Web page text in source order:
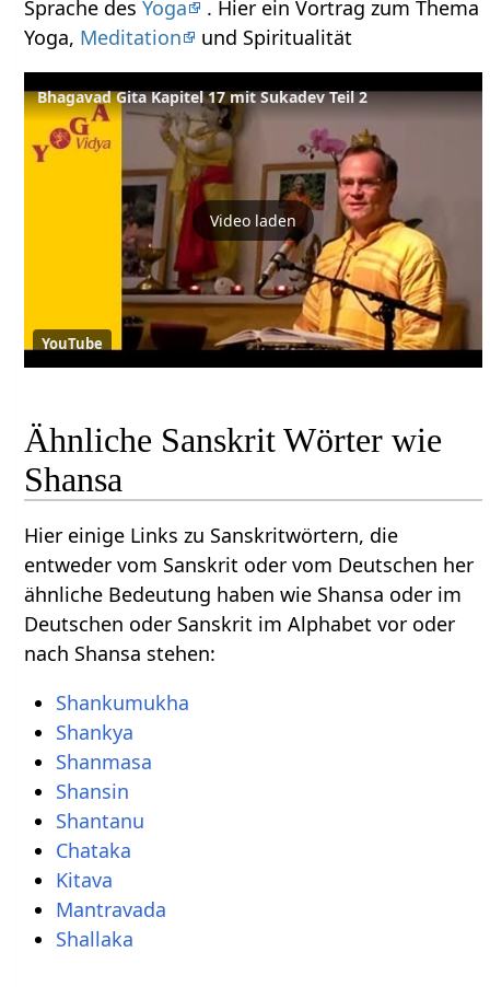
Sprache desYoga
. Hier ein Vortrag zum Thema
Yoga, Meditation und Spiritualität
Bhagavad Gita Kapitel 17 mit Sukadev Teil 2
Video laden
YouTube
Ähnliche Sanskrit Wörter wie
Shansa
Hier einige Links zu Sanskritwörtern, die
entweder vom Sanskrit oder vom Deutschen her
ähnliche Bedeutung haben wie Shansa oder im
Deutschen oder Sanskrit im Alphabet vor oder
nach Shansa stehen:
Shankumukha
Shankya
Shanmasa
Shansin
Shantanu
Chataka
Kitava
Mantravada
Shallaka